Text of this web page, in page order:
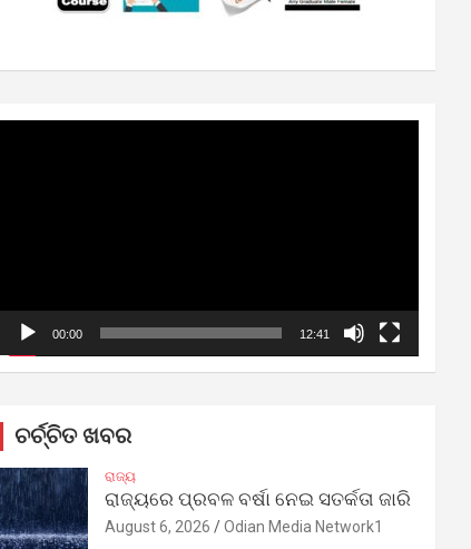
00:00 12:41
ଚର୍ଚ୍ଚିତ ଖବର
ରାଜ୍ୟ
ରାଜ୍ୟରେ ପ୍ରବଳ ବର୍ଷା ନେଇ ସତର୍କତା ଜାରି
August 6, 2026 Odian Media Network1